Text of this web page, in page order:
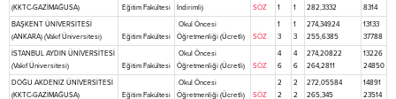
(KKTC-GAZİMAĞUSA)
Eğitim Fakültesi
İndirimli)
SÖZ
1
1
282,3332
8314
BAŞKENT ÜNİVERSİTESİ
(ANKARA) (Vakıf Üniversitesi)
Eğitim Fakültesi
Okul Öncesi
Öğretmenliği (Ücretli)
SÖZ
1
3
1
3
274,34924
255,6385
13133
37788
İSTANBUL AYDIN ÜNİVERSİTESİ
(Vakıf Üniversitesi)
Eğitim Fakültesi
Okul Öncesi
Öğretmenliği (Ücretli)
SÖZ
4
6
4
6
274,20822
264,2811
13226
24850
DOĞU AKDENİZ ÜNİVERSİTESİ
(KKTC-GAZİMAĞUSA)
Eğitim Fakültesi
Okul Öncesi
Öğretmenliği (Ücretli)
SÖZ
2
2
2
2
272,05584
265,345
14891
23514